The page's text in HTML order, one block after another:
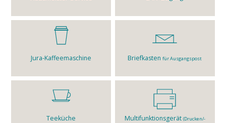
Jura-Kaffeemaschine Briefkastenfür Ausgangspost
Teeküche Multifunktionsgerät (Drucken/­